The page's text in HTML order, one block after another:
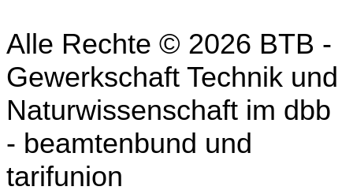
Alle Rechte © 2026 BTB -
Gewerkschaft Technik und
Naturwissenschaft im dbb
- beamtenbund und
tarifunion